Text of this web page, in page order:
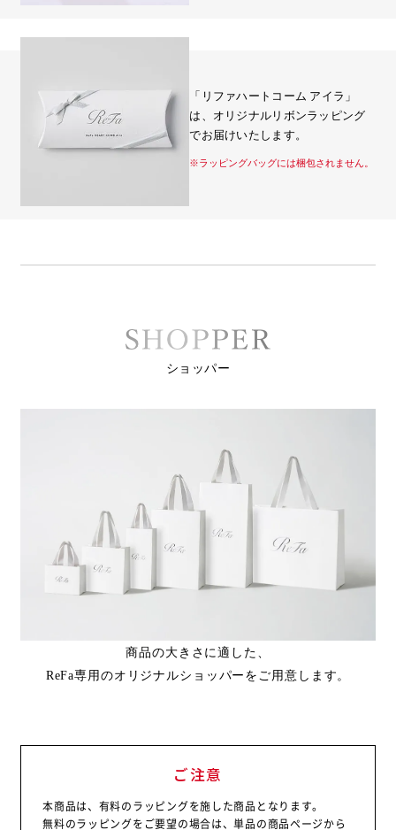
「リファハートコーム アイラ」
は、オリジナルリボンラッピング
でお届けいたします。
※ラッピングバッグには梱包されません。
ショッパー
商品の大きさに適した、
ReFa専用のオリジナルショッパーをご用意します。
ご注意
本商品は、有料のラッピングを施した商品となります。
無料のラッピングをご要望の場合は、単品の商品ページから